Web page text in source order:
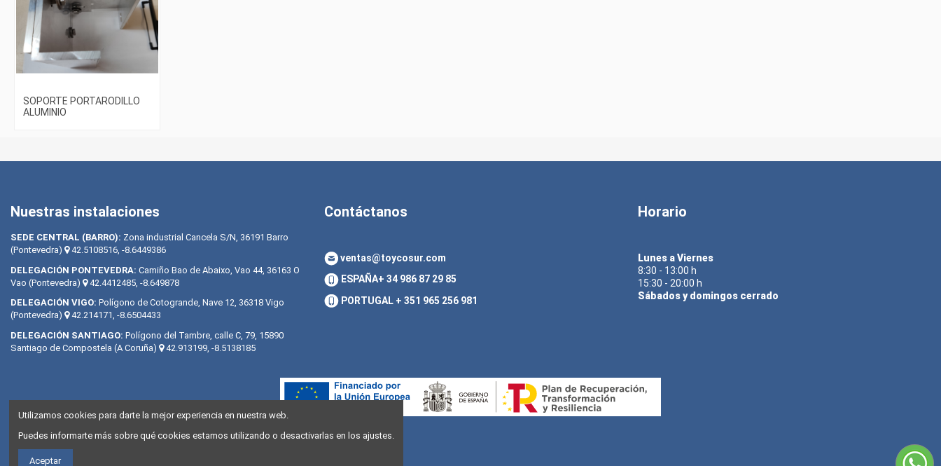
SOPORTE PORTARODILLO
ALUMINIO
Nuestras instalaciones
SEDE CENTRAL (BARRO): Zona industrial Cancela S/N, 36191 Barro
(Pontevedra)
42.5108516, -8.6449386
DELEGACIÓN PONTEVEDRA: Camiño Bao de Abaixo, Vao 44, 36163 O
Vao (Pontevedra)
42.4412485, -8.649878
DELEGACIÓN VIGO: Polígono de Cotogrande, Nave 12, 36318 Vigo
(Pontevedra)
42.214171, -8.6504433
DELEGACIÓN SANTIAGO: Polígono del Tambre, calle C, 79, 15890
Santiago de Compostela (A Coruña)
42.913199, -8.5138185
Contáctanos
ventas@toycosur.com
ESPAÑA+ 34 986 87 29 85
PORTUGAL + 351 965 256 981
Horario
Lunes a Viernes
8:30 - 13:00 h
15:30 - 20:00 h
Sábados y domingos cerrado
Utilizamos cookies para darte la mejor experiencia en nuestra web.
Puedes informarte más sobre qué cookies estamos utilizando o desactivarlas en los ajustes.
Aceptar